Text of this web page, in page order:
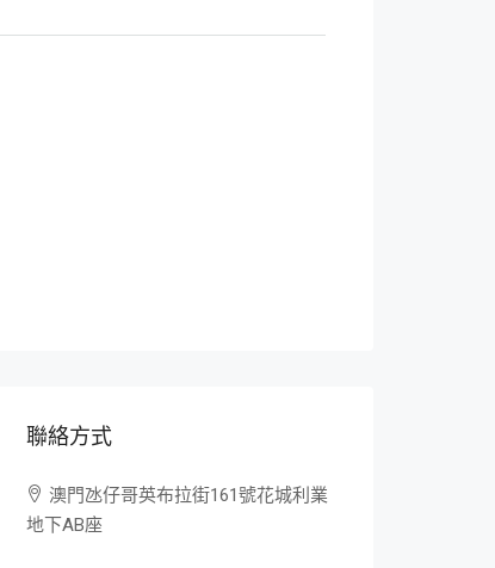
聯絡方式
澳門氹仔哥英布拉街161號花城利業
地下AB座